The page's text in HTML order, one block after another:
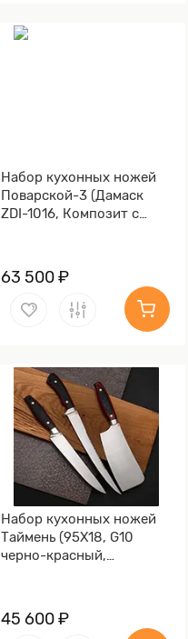
Набор кухонных ножей
Поварской-3 (Дамаск
ZDI-1016, Композит с
Мокумэ-ганэ)
63 500 ₽
Набор кухонных ножей
Таймень (95Х18, G10
черно-красный,
45 600 ₽